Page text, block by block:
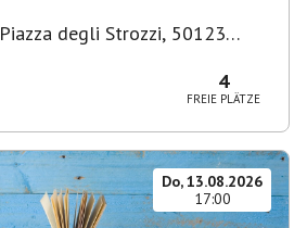
Piazza degli Strozzi, 50123
4
FREIE PLÄTZE
Do, 13.08.2026
17:00